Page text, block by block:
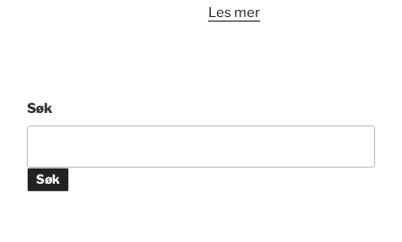
velges
produktsiden
Les mer
Søk
Søk